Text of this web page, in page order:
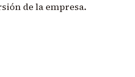
de la empresa.